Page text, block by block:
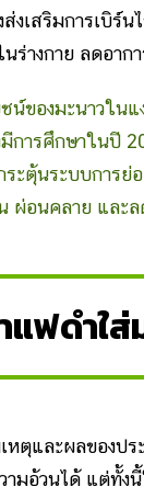
ส่งเสริมการเบิ
ร่างกาย ลดอา
น์ของมะนาวใน
มีการศึกษาในปี
ระตุ้นระบบการ
ผ่อนคลาย และล
แฟดำใส่
ละผลของประโ
ามอ้วนได้ แต่ทั้ง